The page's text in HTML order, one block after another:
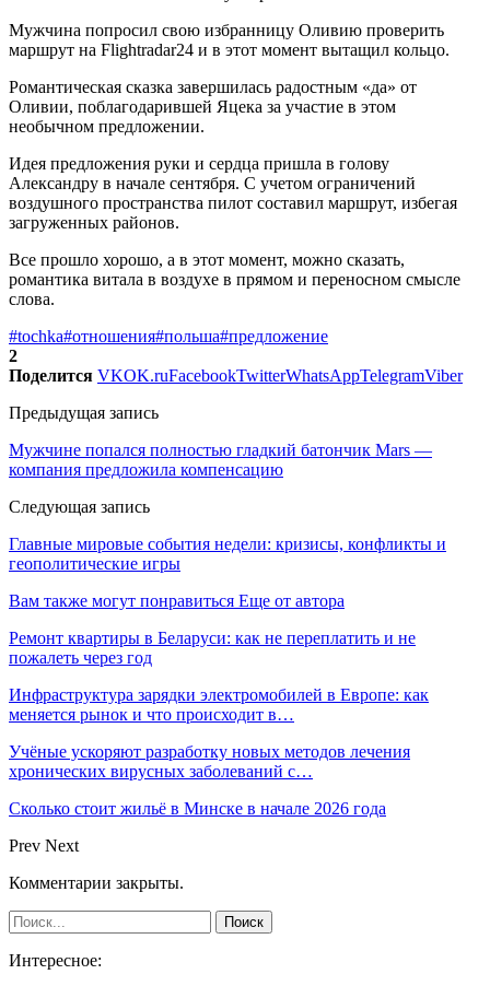
Мужчина попросил свою избранницу Оливию проверить
маршрут на Flightradar24 и в этот момент вытащил кольцо.
Романтическая сказка завершилась радостным «да» от
Оливии, поблагодарившей Яцека за участие в этом
необычном предложении.
Идея предложения руки и сердца пришла в голову
Александру в начале сентября. С учетом ограничений
воздушного пространства пилот составил маршрут, избегая
загруженных районов.
Все прошло хорошо, а в этот момент, можно сказать,
романтика витала в воздухе в прямом и переносном смысле
слова.
#tochka#отношения#польша#предложение
2
Поделится VKOK.ruFacebookTwitterWhatsAppTelegramViber
Предыдущая запись
Мужчине попался полностью гладкий батончик Mars —
компания предложила компенсацию
Следующая запись
Главные мировые события недели: кризисы, конфликты и
геополитические игры
Вам также могут понравиться Еще от автора
Ремонт квартиры в Беларуси: как не переплатить и не
пожалеть через год
Инфраструктура зарядки электромобилей в Европе: как
меняется рынок и что происходит в…
Учёные ускоряют разработку новых методов лечения
хронических вирусных заболеваний с…
Сколько стоит жильё в Минске в начале 2026 года
Prev Next
Комментарии закрыты.
Интересное: